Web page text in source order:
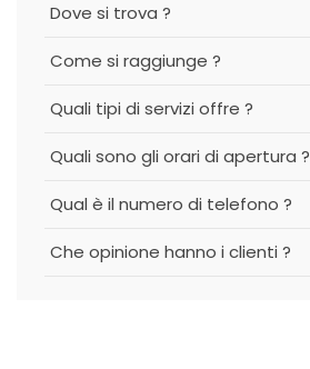
Dove si trova ?
Come si raggiunge ?
Quali tipi di servizi offre ?
Quali sono gli orari di apertura ?
Qual è il numero di telefono ?
Che opinione hanno i clienti ?